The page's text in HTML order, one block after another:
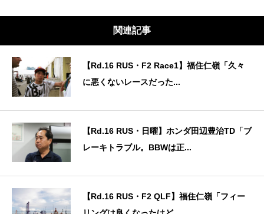
関連記事
【Rd.16 RUS・F2 Race1】福住仁嶺「久々
に悪くないレースだった...
【Rd.16 RUS・日曜】ホンダ田辺豊治TD「ブ
レーキトラブル。BBWは正...
【Rd.16 RUS・F2 QLF】福住仁嶺「フィー